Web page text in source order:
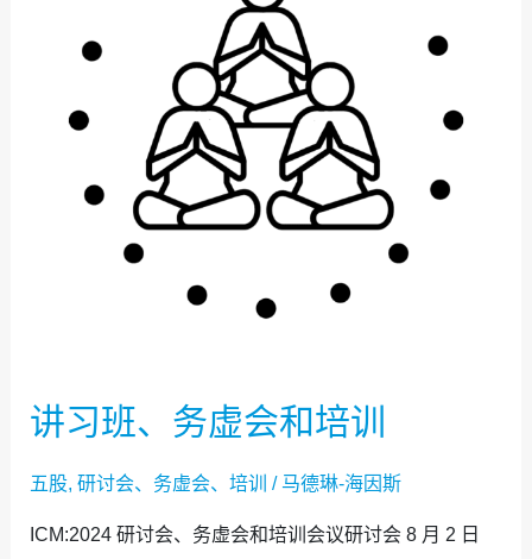
讲习班、务虚会和培训
五股, 研讨会、务虚会、培训 / 马德琳-海因斯
ICM:2024 研讨会、务虚会和培训会议研讨会 8 月 2 日
务
虚
会
和
培